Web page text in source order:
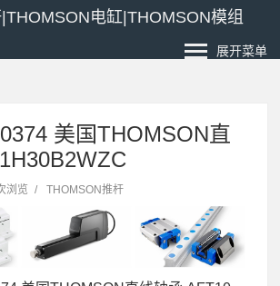
电缸|THOMSON模组
展开菜单
美国THOMSON直
浏览 / THOMSON推杆